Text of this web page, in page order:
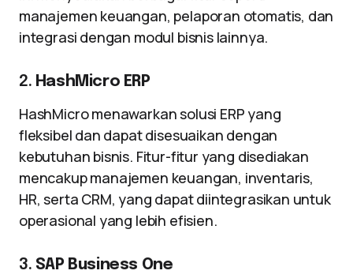
manajemen keuangan, pelaporan otomatis, dan
integrasi dengan modul bisnis lainnya.
2. HashMicro ERP
HashMicro menawarkan solusi ERP yang
fleksibel dan dapat disesuaikan dengan
kebutuhan bisnis. Fitur-fitur yang disediakan
mencakup manajemen keuangan, inventaris,
HR, serta CRM, yang dapat diintegrasikan untuk
operasional yang lebih efisien.
3. SAP Business One